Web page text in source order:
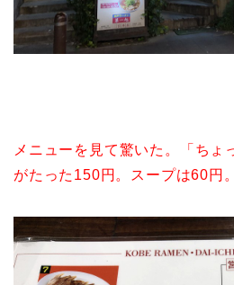
メニューを見て驚いた。「ちょ
がたった150円。スープは60円。